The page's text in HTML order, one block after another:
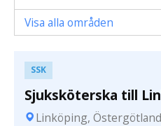
Visa alla områden
SSK
Sjuksköterska till
Linköping, Östergötland